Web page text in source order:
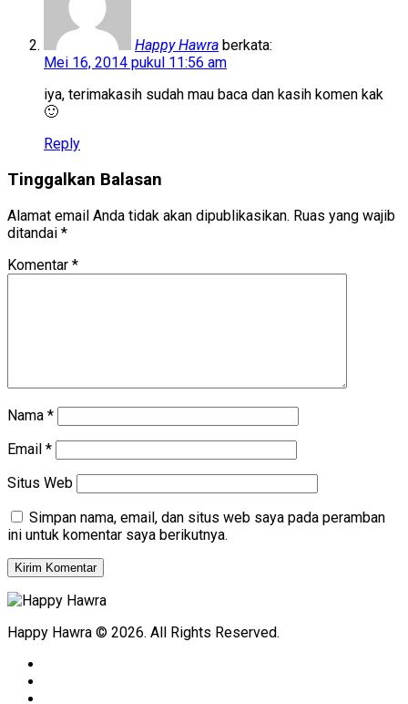
Happy Hawra berkata:
Mei 16, 2014 pukul 11:56 am
iya, terimakasih sudah mau baca dan kasih komen kak
🙂
Reply
Tinggalkan Balasan
Alamat email Anda tidak akan dipublikasikan. Ruas yang wajib
ditandai *
Komentar *
Nama *
Email *
Situs Web
Simpan nama, email, dan situs web saya pada peramban
ini untuk komentar saya berikutnya.
Happy Hawra © 2026. All Rights Reserved.